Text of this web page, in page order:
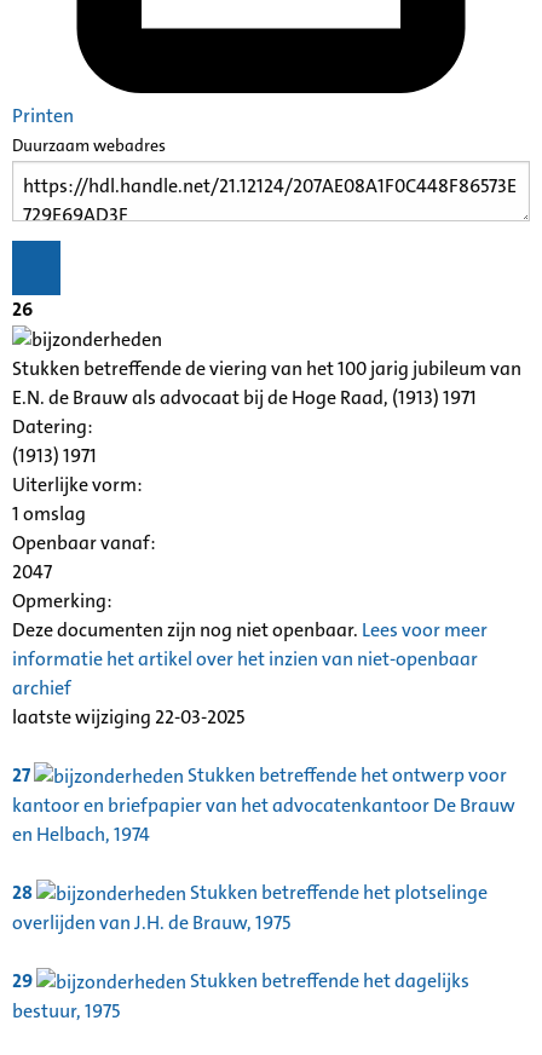
Printen
Duurzaam webadres
26
Stukken betreffende de viering van het 100 jarig jubileum van
E.N. de Brauw als advocaat bij de Hoge Raad, (1913) 1971
Datering:
(1913) 1971
Uiterlijke vorm:
1 omslag
Openbaar vanaf:
2047
Opmerking:
Deze documenten zijn nog niet openbaar. Lees voor meer
informatie het artikel over het inzien van niet-openbaar
archief
laatste wijziging 22-03-2025
27
Stukken betreffende het ontwerp voor
kantoor en briefpapier van het advocatenkantoor De Brauw
en Helbach, 1974
28
Stukken betreffende het plotselinge
overlijden van J.H. de Brauw, 1975
29
Stukken betreffende het dagelijks
bestuur, 1975